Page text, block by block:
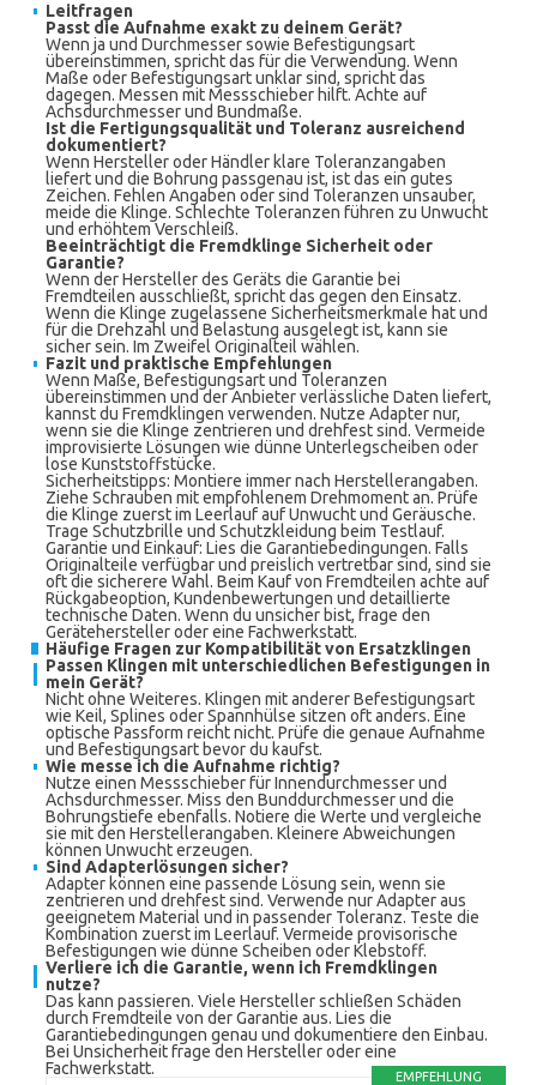
Leitfragen
Passt die Aufnahme exakt zu deinem Gerät?
Wenn ja und Durchmesser sowie Befestigungsart
übereinstimmen, spricht das für die Verwendung. Wenn
Maße oder Befestigungsart unklar sind, spricht das
dagegen. Messen mit Messschieber hilft. Achte auf
Achsdurchmesser und Bundmaße.
Ist die Fertigungsqualität und Toleranz ausreichend
dokumentiert?
Wenn Hersteller oder Händler klare Toleranzangaben
liefert und die Bohrung passgenau ist, ist das ein gutes
Zeichen. Fehlen Angaben oder sind Toleranzen unsauber,
meide die Klinge. Schlechte Toleranzen führen zu Unwucht
und erhöhtem Verschleiß.
Beeinträchtigt die Fremdklinge Sicherheit oder
Garantie?
Wenn der Hersteller des Geräts die Garantie bei
Fremdteilen ausschließt, spricht das gegen den Einsatz.
Wenn die Klinge zugelassene Sicherheitsmerkmale hat und
für die Drehzahl und Belastung ausgelegt ist, kann sie
sicher sein. Im Zweifel Originalteil wählen.
Fazit und praktische Empfehlungen
Wenn Maße, Befestigungsart und Toleranzen
übereinstimmen und der Anbieter verlässliche Daten liefert,
kannst du Fremdklingen verwenden. Nutze Adapter nur,
wenn sie die Klinge zentrieren und drehfest sind. Vermeide
improvisierte Lösungen wie dünne Unterlegscheiben oder
lose Kunststoffstücke.
Sicherheitstipps: Montiere immer nach Herstellerangaben.
Ziehe Schrauben mit empfohlenem Drehmoment an. Prüfe
die Klinge zuerst im Leerlauf auf Unwucht und Geräusche.
Trage Schutzbrille und Schutzkleidung beim Testlauf.
Garantie und Einkauf: Lies die Garantiebedingungen. Falls
Originalteile verfügbar und preislich vertretbar sind, sind sie
oft die sicherere Wahl. Beim Kauf von Fremdteilen achte auf
Rückgabeoption, Kundenbewertungen und detaillierte
technische Daten. Wenn du unsicher bist, frage den
Gerätehersteller oder eine Fachwerkstatt.
Häufige Fragen zur Kompatibilität von Ersatzklingen
Passen Klingen mit unterschiedlichen Befestigungen in
mein Gerät?
Nicht ohne Weiteres. Klingen mit anderer Befestigungsart
wie Keil, Splines oder Spannhülse sitzen oft anders. Eine
optische Passform reicht nicht. Prüfe die genaue Aufnahme
und Befestigungsart bevor du kaufst.
Wie messe ich die Aufnahme richtig?
Nutze einen Messschieber für Innendurchmesser und
Achsdurchmesser. Miss den Bunddurchmesser und die
Bohrungstiefe ebenfalls. Notiere die Werte und vergleiche
sie mit den Herstellerangaben. Kleinere Abweichungen
können Unwucht erzeugen.
Sind Adapterlösungen sicher?
Adapter können eine passende Lösung sein, wenn sie
zentrieren und drehfest sind. Verwende nur Adapter aus
geeignetem Material und in passender Toleranz. Teste die
Kombination zuerst im Leerlauf. Vermeide provisorische
Befestigungen wie dünne Scheiben oder Klebstoff.
Verliere ich die Garantie, wenn ich Fremdklingen
nutze?
Das kann passieren. Viele Hersteller schließen Schäden
durch Fremdteile von der Garantie aus. Lies die
Garantiebedingungen genau und dokumentiere den Einbau.
Bei Unsicherheit frage den Hersteller oder eine
Fachwerkstatt.
EMPFEHLUNG